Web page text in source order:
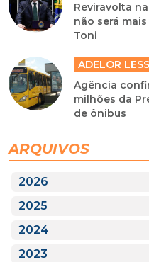
Reviravolta
não será
Toni
ADELOR
Agência
milhões da
de ônibus
ARQUIVOS
2026
2025
2024
2023